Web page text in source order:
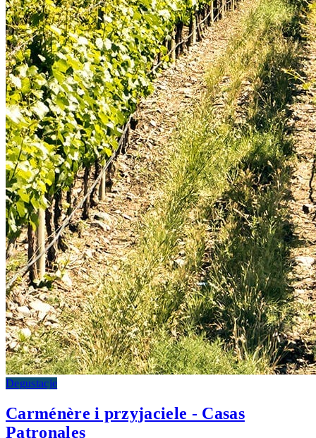
Degustacje
Carménère i przyjaciele - Casas
Patronales